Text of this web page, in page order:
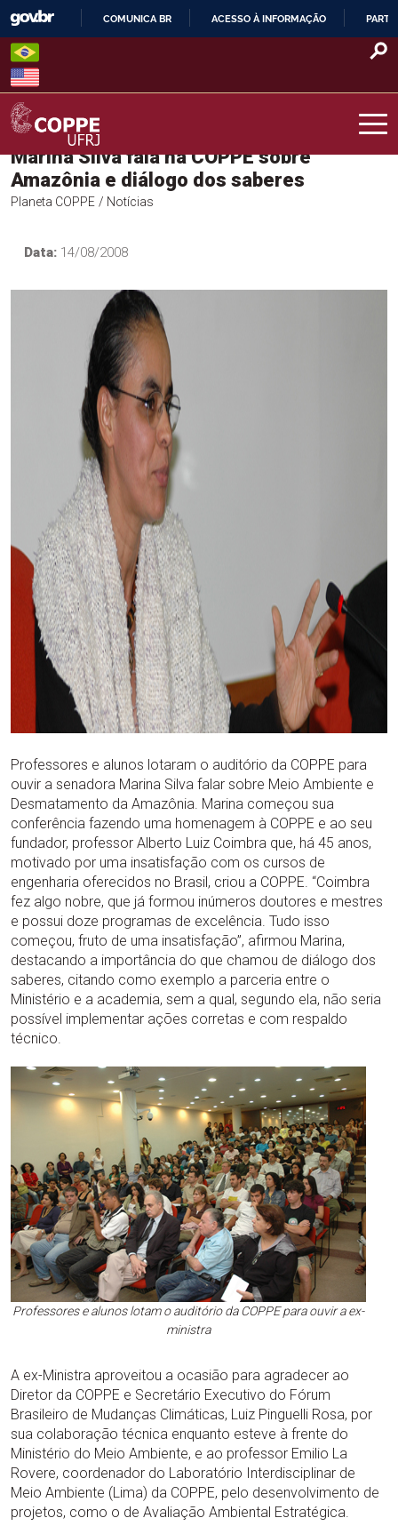
Skip
content
O
COMUNICA BR ACESSO À INFORMAÇÃO
COPPE – UFRJ
Marina Silva fala na COPPE sobre
Amazônia e diálogo dos saberes
Planeta COPPE / Notícias
Data: 14/08/2008
Professores e alunos lotaram o auditório da COPPE para
ouvir a senadora Marina Silva falar sobre Meio Ambiente e
Desmatamento da Amazônia. Marina começou sua
conferência fazendo uma homenagem à COPPE e ao seu
fundador, professor Alberto Luiz Coimbra que, há 45 anos,
motivado por uma insatisfação com os cursos de
engenharia oferecidos no Brasil, criou a COPPE. “Coimbra
fez algo nobre, que já formou inúmeros doutores e mestres
e possui doze programas de excelência. Tudo isso
começou, fruto de uma insatisfação”, afirmou Marina,
destacando a importância do que chamou de diálogo dos
saberes, citando como exemplo a parceria entre o
Ministério e a academia, sem a qual, segundo ela, não seria
possível implementar ações corretas e com respaldo
técnico.
Professores e alunos lotam o auditório da COPPE para ouvir a ex-
ministra
A ex-Ministra aproveitou a ocasião para agradecer ao
Diretor da COPPE e Secretário Executivo do Fórum
Brasileiro de Mudanças Climáticas, Luiz Pinguelli Rosa, por
sua colaboração técnica enquanto esteve à frente do
Ministério do Meio Ambiente, e ao professor Emilio La
Rovere, coordenador do Laboratório Interdisciplinar de
Meio Ambiente (Lima) da COPPE, pelo desenvolvimento de
projetos, como o de Avaliação Ambiental Estratégica.